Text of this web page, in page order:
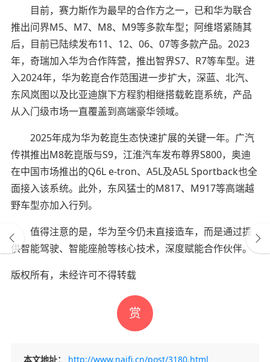
目前，赛力斯作为最早的合作方之一，已和华为联合
推出问界M5、M7、M8、M9等多款车型；阿维塔紧随其
后，目前已陆续发布11、12、06、07等多款产品。2023
年，奇瑞加入华为合作阵营，推出智界S7、R7等车型。进
入2024年，华为乾崑合作范围进一步扩大，深蓝、北汽、
东风岚图以及比亚迪旗下方程豹相继搭载乾崑系统，产品
从入门级市场一直覆盖到高端豪华领域。
2025年成为华为乾崑生态快速扩展的关键一年。广汽
传祺推出M8乾崑版与S9，江淮汽车发布尊界S800，奥迪
在中国市场推出的Q6L e-tron、A5L及A5L Sportback也全
面接入该系统。此外，东风猛士的M817、M917等高端越
野车型亦加入行列。
值得注意的是，华为至今仍未直接造车，而是通过提
供智能驾驶、智能座舱等核心技术，深度赋能合作伙伴。
版权所有，未经许可不得转载
赏
本文地址：
http://www.naifi.cn/post/3180.html